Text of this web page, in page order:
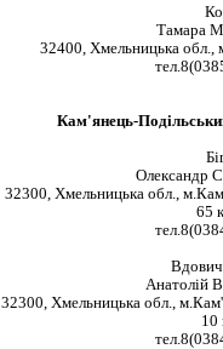
Тамара
32400, Хмельницька обл.,
Кам'янець-
Олександр
32300, Хмельницька обл.,
65
Анатолій
32300, Хмельницька обл.,
10